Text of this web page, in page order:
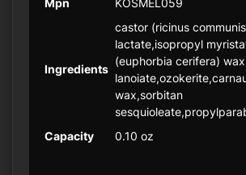
Ingredients
castor (ricinus
lactate,isopropyl
(euphorbia cerifera)
wax,sorbitan
Capacity
0.10 oz